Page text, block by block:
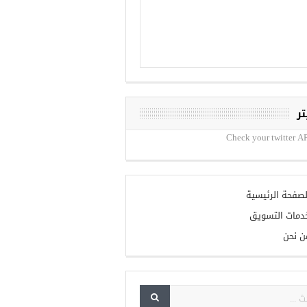
Check your twitter
الرئيسية
التسويق
نحن